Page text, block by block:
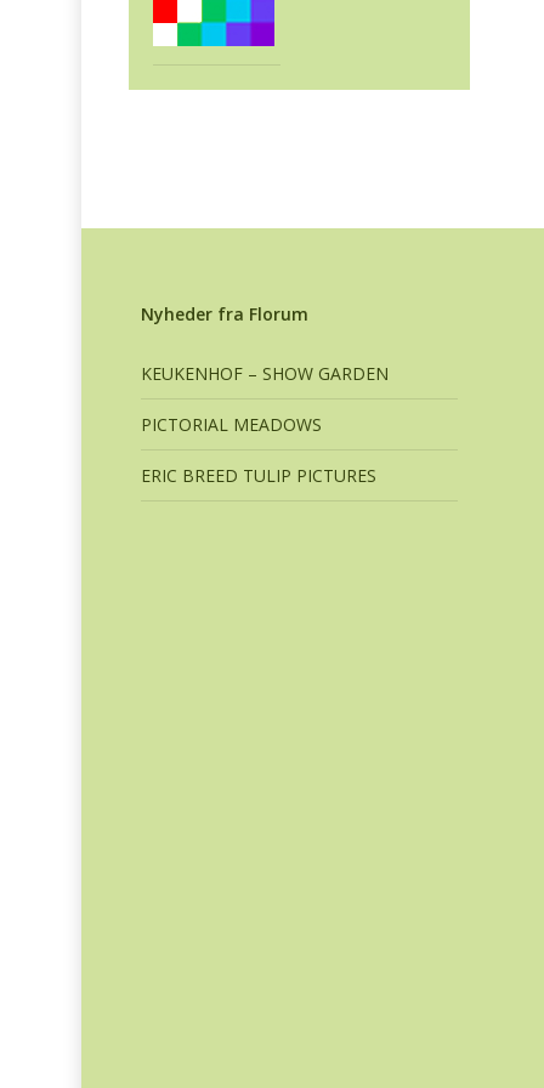
Nyheder fra Florum
KEUKENHOF – SHOW GARDEN
PICTORIAL MEADOWS
ERIC BREED TULIP PICTURES